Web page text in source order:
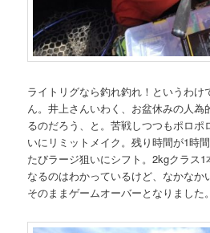
ライトリグなら釣れ釣れ！というわ
ん。井上さんいわく、お盆休みの人為
るのだろう、と。苦戦しつつもポロポ
いにリミットメイク。残り時間が1時
たびラージ狙いにシフト。2kgクラス
なるのはわかっているけど、なかなか
そのままゲームオーバーとなりました。